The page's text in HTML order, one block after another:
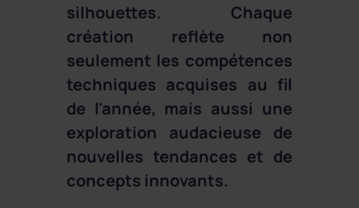
silhouettes. Chaque
création reflète non
seulement les compétences
techniques acquises au fil
de l'année, mais aussi une
exploration audacieuse de
nouvelles tendances et de
concepts innovants.